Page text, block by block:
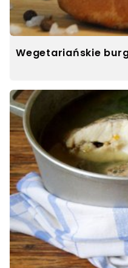
Wegetariańskie